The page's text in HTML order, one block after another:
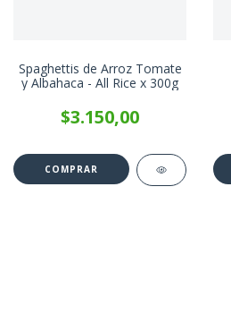
Spaghettis de Arroz Tomate
y Albahaca - All Rice x 300g
$3.150,00